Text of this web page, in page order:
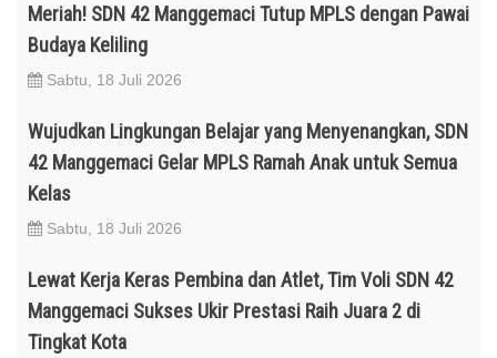
Meriah! SDN 42 Manggemaci Tutup MPLS dengan Pawai
Budaya Keliling
Sabtu, 18 Juli 2026
Wujudkan Lingkungan Belajar yang Menyenangkan, SDN
42 Manggemaci Gelar MPLS Ramah Anak untuk Semua
Kelas
Sabtu, 18 Juli 2026
Lewat Kerja Keras Pembina dan Atlet, Tim Voli SDN 42
Manggemaci Sukses Ukir Prestasi Raih Juara 2 di
Tingkat Kota